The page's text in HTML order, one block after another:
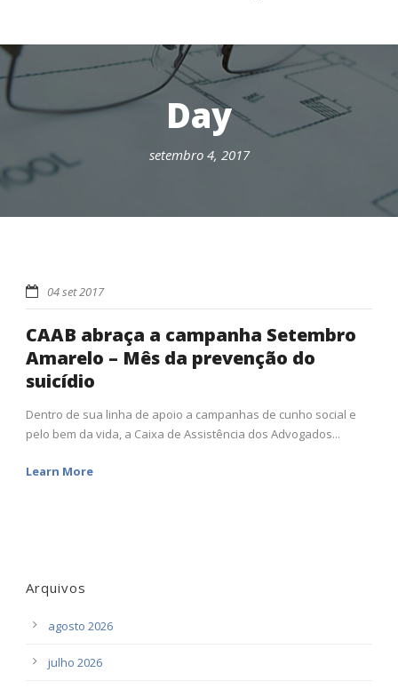
Day
setembro 4, 2017
04 set 2017
CAAB abraça a campanha Setembro
Amarelo – Mês da prevenção do
suicídio
Dentro de sua linha de apoio a campanhas de cunho social e
pelo bem da vida, a Caixa de Assistência dos Advogados...
Learn More
Arquivos
agosto 2026
julho 2026